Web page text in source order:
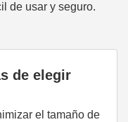
de usar y seguro.
de elegir
el tamaño de